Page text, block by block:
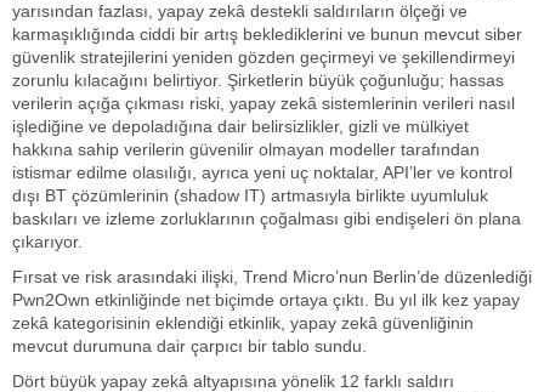
yarısından fazlası, yapay zekâ destekli saldırıların ölçeği ve
karmaşıklığında ciddi bir artış beklediklerini ve bunun mevcut siber
güvenlik stratejilerini yeniden gözden geçirmeyi ve şekillendirmeyi
zorunlu kılacağını belirtiyor. Şirketlerin büyük çoğunluğu; hassas
verilerin açığa çıkması riski, yapay zekâ sistemlerinin verileri nasıl
işlediğine ve depoladığına dair belirsizlikler, gizli ve mülkiyet
hakkına sahip verilerin güvenilir olmayan modeller tarafından
istismar edilme olasılığı, ayrıca yeni uç noktalar, API’ler ve kontrol
dışı BT çözümlerinin (shadow IT) artmasıyla birlikte uyumluluk
baskıları ve izleme zorluklarının çoğalması gibi endişeleri ön plana
çıkarıyor.
Fırsat ve risk arasındaki ilişki, Trend Micro’nun Berlin’de düzenlediği
Pwn2Own etkinliğinde net biçimde ortaya çıktı. Bu yıl ilk kez yapay
zekâ kategorisinin eklendiği etkinlik, yapay zekâ güvenliğinin
mevcut durumuna dair çarpıcı bir tablo sundu.
Dört büyük yapay zekâ altyapısına yönelik 12 farklı saldırı